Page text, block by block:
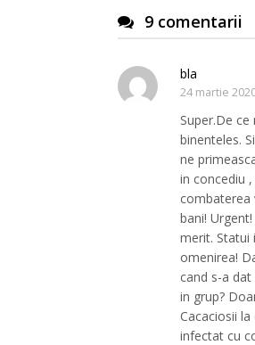
9 comentarii
bla
24 martie
Super.De
binenteles.
ne
in concediu
combaterea
bani!
merit. Statui
omenirea!
cand s-a
in grup?
Cacaciosii
infectat cu